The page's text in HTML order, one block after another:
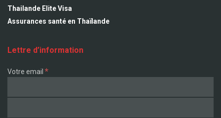
Thailande Elite Visa
Assurances santé en Thaïlande
Lettre d’information
Votre email *